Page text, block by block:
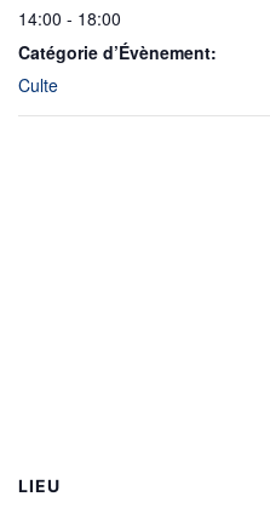
14:00 - 18:00
Catégorie d’Évènement:
Culte
LIEU